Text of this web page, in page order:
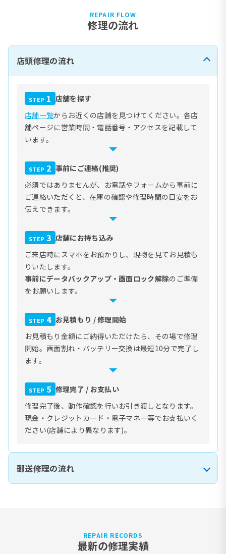
REPAIR FLOW
修理の流れ
店頭修理の流れ
STEP 1 店舗を探す
店舗一覧からお近くの店舗を見つけてください。各店
舗ページに営業時間・電話番号・アクセスを記載して
います。
STEP 2 事前にご連絡(推奨)
必須ではありませんが、お電話やフォームから事前に
ご連絡いただくと、在庫の確認や修理時間の目安をお
伝えできます。
STEP 3 店舗にお持ち込み
ご来店時にスマホをお預かりし、現物を見てお見積も
りいたします。
事前にデータバックアップ・画面ロック解除のご準備
をお願いします。
STEP 4 お見積もり / 修理開始
お見積もり金額にご納得いただけたら、その場で修理
開始。画面割れ・バッテリー交換は最短10分で完了し
ます。
STEP 5 修理完了 / お支払い
修理完了後、動作確認を行いお引き渡しとなります。
現金・クレジットカード・電子マネー等でお支払いく
ださい(店舗により異なります)。
郵送修理の流れ
REPAIR RECORDS
最新の修理実績